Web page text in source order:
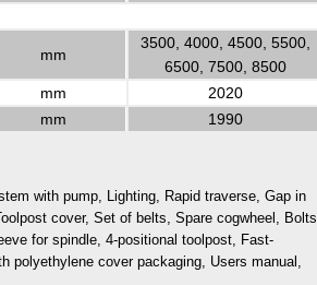
mm
3500, 4000, 4500, 5500,
6500, 7500, 8500
mm
2020
mm 1990
with pump, Lighting, Rapid traverse, Gap in
cover, Set of belts, Spare cogwheel, Bolts
for spindle, 4-positional toolpost, Fast-
polyethylene cover packaging, Users manual,